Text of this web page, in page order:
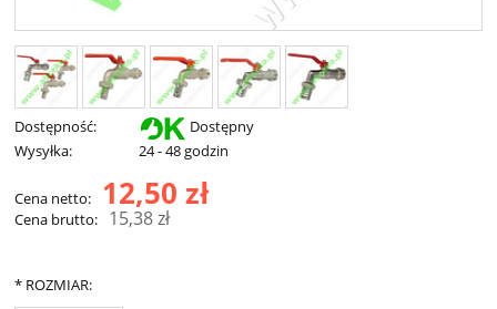
Dostępność:
Dostępny
Wysyłka:
24 - 48 godzin
Cena netto: 12,50 zł
Cena brutto: 15,38 zł
* ROZMIAR: